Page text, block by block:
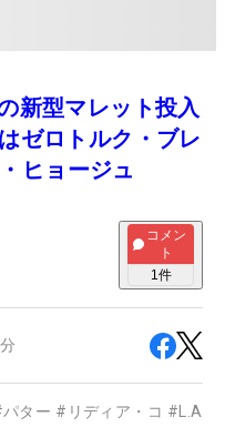
新型マレット投入
ゼロトルク・ブレ
ヒョージュ
コメン
ト
1件
パター # リディア・コ #